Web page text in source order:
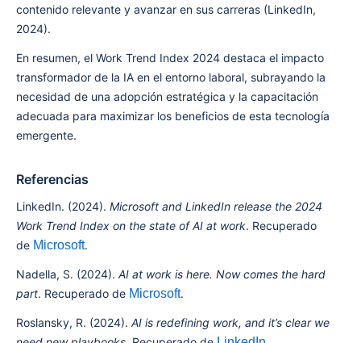
contenido relevante y avanzar en sus carreras (LinkedIn,
2024).
En resumen, el Work Trend Index 2024 destaca el impacto
transformador de la IA en el entorno laboral, subrayando la
necesidad de una adopción estratégica y la capacitación
adecuada para maximizar los beneficios de esta tecnología
emergente.
Referencias
LinkedIn. (2024). Microsoft and LinkedIn release the 2024
Work Trend Index on the state of AI at work. Recuperado
de Microsoft.
Nadella, S. (2024). AI at work is here. Now comes the hard
part. Recuperado de Microsoft.
Roslansky, R. (2024). AI is redefining work, and it’s clear we